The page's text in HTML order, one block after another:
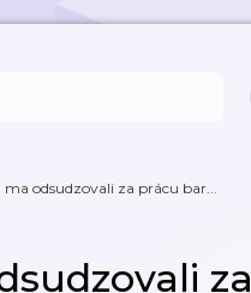
ma odsudzovali za prácu bar...
za